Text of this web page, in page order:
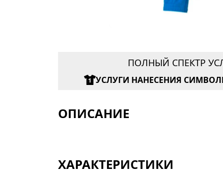
ПОЛНЫЙ СПЕКТР
УСЛУГИ НАНЕСЕНИЯ
ОПИСАНИЕ
ХАРАКТЕРИСТИКИ